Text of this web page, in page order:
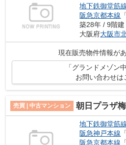
地下鉄御堂筋
阪急京都本線 「
築28年 / 9階建
大阪府大阪市
現在販売物件情報が
「グランドメゾン
お問い合わせは
売買 | 中古マンション 朝日プラザ
地下鉄御堂筋
阪急神戸本線 「
阪急京都本線 「